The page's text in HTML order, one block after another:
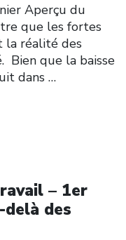
Aperçu du
que les fortes
la réalité des
Bien que la baisse
dans …
– 1er
des